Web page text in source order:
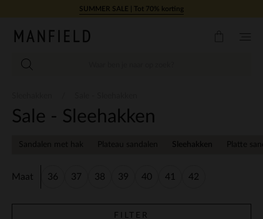
Doorgaan naar artikelSUMMER SALE | Tot 70% korting
Sale - Sleehakken
Sandalen met hak Plateau sandalen Sleehakken Platte
Maat 36 37 38 39 40 41 42
FILTER